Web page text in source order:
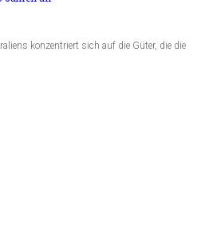
konzentriert sich auf die Güter, die die